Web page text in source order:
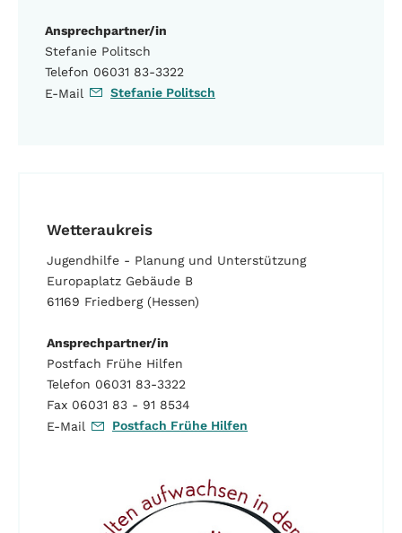
Ansprechpartner/in
Stefanie Politsch
Telefon 06031 83-3322
E-Mail
Stefanie Politsch
Wetteraukreis
Jugendhilfe - Planung und Unterstützung
Europaplatz Gebäude B
61169 Friedberg (Hessen)
Ansprechpartner/in
Postfach Frühe Hilfen
Telefon 06031 83-3322
Fax 06031 83 - 91 8534
E-Mail
Postfach Frühe Hilfen